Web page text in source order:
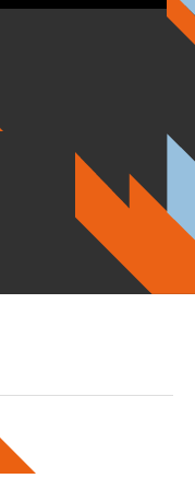
& Co. KG. Alle
Gewerbetreibende,